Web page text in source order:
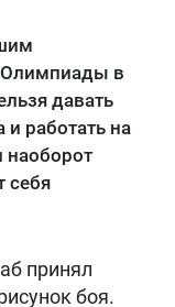
Олимпиады в
давать
и работать на
наоборот
себя
принял
боя.